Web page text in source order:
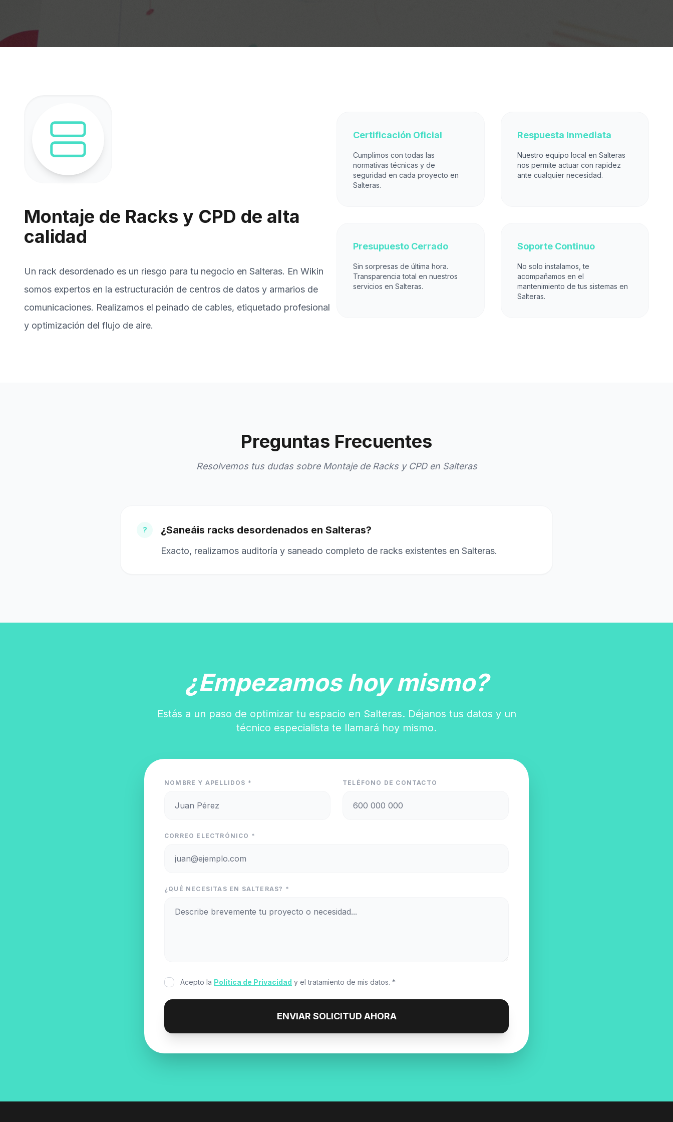
Montaje de Racks y CPD de alta
calidad
Un rack desordenado es un riesgo para tu negocio en Salteras. En Wikin
somos expertos en la estructuración de centros de datos y armarios de
comunicaciones. Realizamos el peinado de cables, etiquetado profesional
y optimización del flujo de aire.
Certificación Oficial
Cumplimos con todas las
normativas técnicas y de
seguridad en cada proyecto en
Salteras.
Respuesta Inmediata
Nuestro equipo local en Salteras
nos permite actuar con rapidez
ante cualquier necesidad.
Presupuesto Cerrado
Sin sorpresas de última hora.
Transparencia total en nuestros
servicios en Salteras.
Soporte Continuo
No solo instalamos, te
acompañamos en el
mantenimiento de tus sistemas en
Salteras.
Preguntas Frecuentes
Resolvemos tus dudas sobre Montaje de Racks y CPD en Salteras
? ¿Saneáis racks desordenados en Salteras?
Exacto, realizamos auditoría y saneado completo de racks existentes en Salteras.
¿Empezamos hoy mismo?
Estás a un paso de optimizar tu espacio en Salteras. Déjanos tus datos y un
técnico especialista te llamará hoy mismo.
NOMBRE Y APELLIDOS * TELÉFONO DE CONTACTO
CORREO ELECTRÓNICO *
¿QUÉ NECESITAS EN SALTERAS? *
Acepto la Política de Privacidad y el tratamiento de mis datos. *
ENVIAR SOLICITUD AHORA